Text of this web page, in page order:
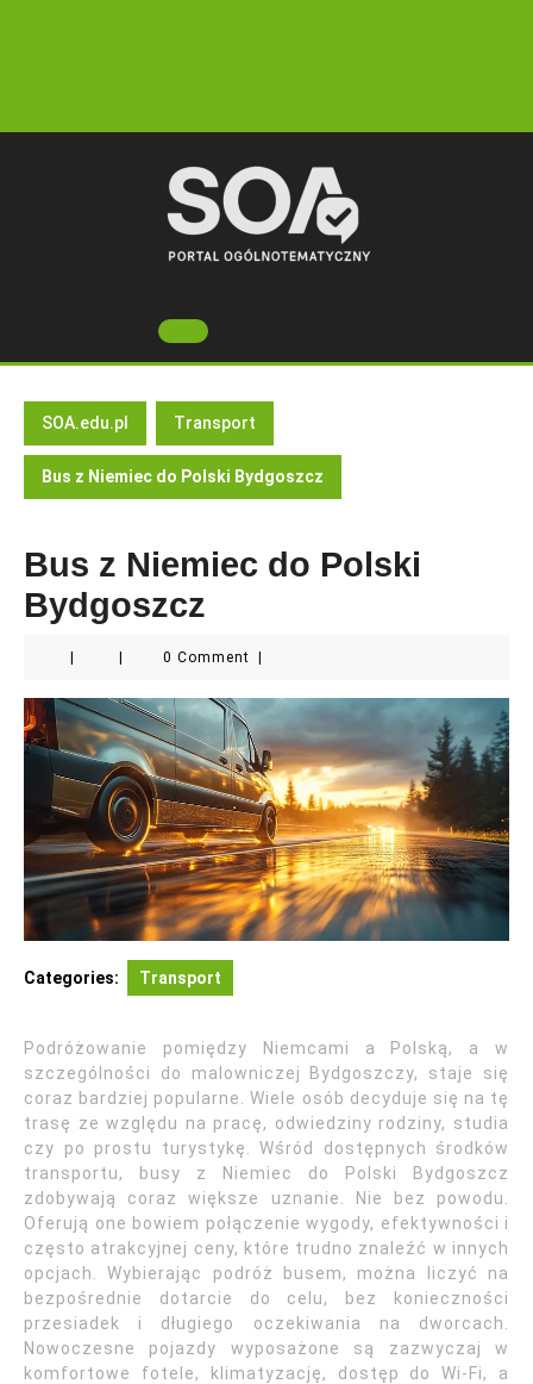
Open
Button
SOA.edu.pl Transport
Bus z Niemiec do Polski Bydgoszcz
Bus z Niemiec do Polski
Bydgoszcz
0 Comment
Categories: Transport
Podróżowanie pomiędzy Niemcami a Polską, a w
szczególności do malowniczej Bydgoszczy, staje się
coraz bardziej popularne. Wiele osób decyduje się na tę
trasę ze względu na pracę, odwiedziny rodziny, studia
czy po prostu turystykę. Wśród dostępnych środków
transportu, busy z Niemiec do Polski Bydgoszcz
zdobywają coraz większe uznanie. Nie bez powodu.
Oferują one bowiem połączenie wygody, efektywności i
często atrakcyjnej ceny, które trudno znaleźć w innych
opcjach. Wybierając podróż busem, można liczyć na
bezpośrednie dotarcie do celu, bez konieczności
przesiadek i długiego oczekiwania na dworcach.
Nowoczesne pojazdy wyposażone są zazwyczaj w
komfortowe fotele, klimatyzację, dostęp do Wi-Fi, a